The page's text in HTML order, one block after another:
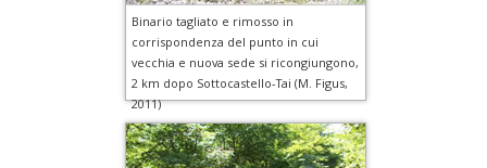
Binario tagliato e rimosso in
corrispondenza del punto in cui
vecchia e nuova sede si ricongiungono,
2 km dopo Sottocastello-Tai (M. Figus,
2011)